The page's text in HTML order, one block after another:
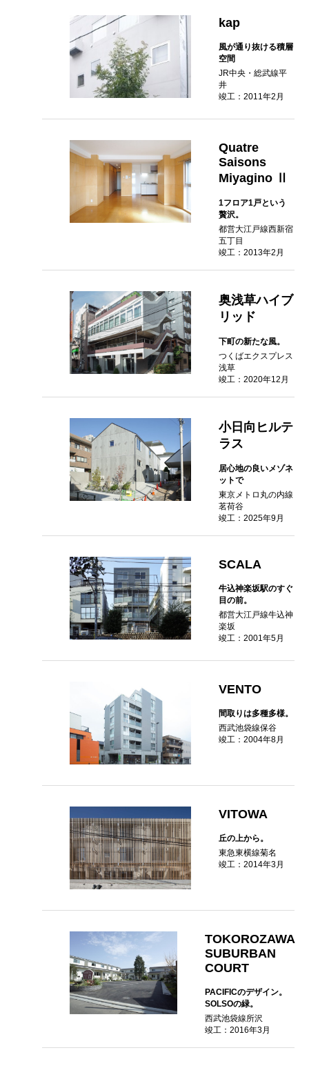
kap
風が通り抜ける積層
空間
JR中央・総武線平
井
竣工：2011年2月
Quatre
Saisons
Miyagino Ⅱ
1フロア1戸という
贅沢。
都営大江戸線西新宿
五丁目
竣工：2013年2月
奥浅草ハイブ
リッド
下町の新たな風。
つくばエクスプレス
浅草
竣工：2020年12月
小日向ヒルテ
ラス
居心地の良いメゾネ
ットで
東京メトロ丸の内線
茗荷谷
竣工：2025年9月
SCALA
牛込神楽坂駅のすぐ
目の前。
都営大江戸線牛込神
楽坂
竣工：2001年5月
VENTO
間取りは多種多様。
西武池袋線保谷
竣工：2004年8月
VITOWA
丘の上から。
東急東横線菊名
竣工：2014年3月
TOKOROZAWA
SUBURBAN
COURT
PACIFICのデザイン。
SOLSOの緑。
西武池袋線所沢
竣工：2016年3月